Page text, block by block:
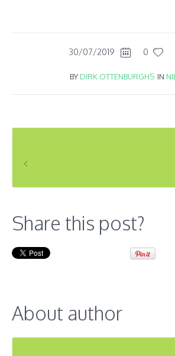
30/07/2019 0
BYDIRK OTTENBURGHS IN
Share this post?
About author